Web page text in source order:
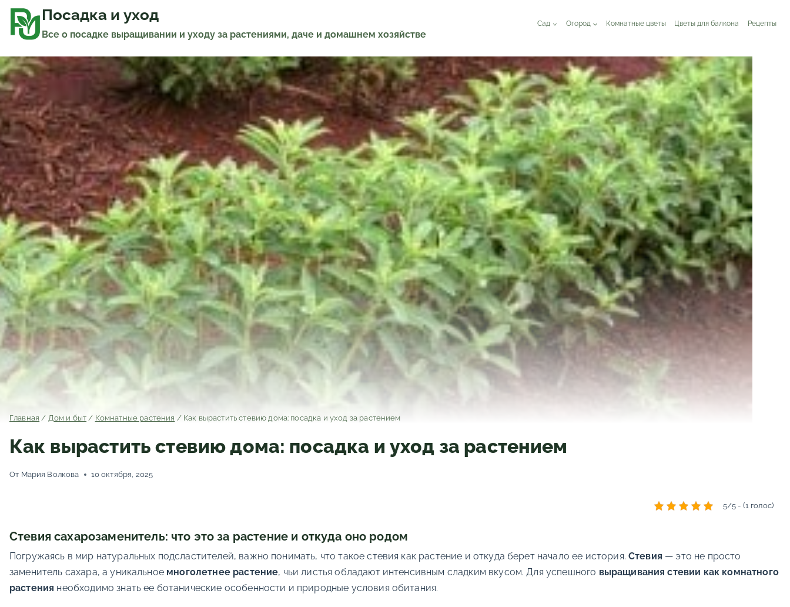
содержимомуПосадка и уход
Все о посадке выращивании и уходу за растениями, даче и домашнем хозяйстве
Сад Огород Комнатные цветы Цветы для балкона Рецепты
Главная / Дом и быт / Комнатные растения / Как вырастить стевию дома: посадка и уход за растением
Как вырастить стевию дома: посадка и уход за растением
От Мария Волкова 10 октября, 2025
5/5 - (1 голос)
Стевия сахарозаменитель: что это за растение и откуда оно родом
Погружаясь в мир натуральных подсластителей, важно понимать, что такое стевия как растение и откуда берет начало ее история. Стевия — это не просто
заменитель сахара, а уникальное многолетнее растение, чьи листья обладают интенсивным сладким вкусом. Для успешного выращивания стевии как комнатного
растения необходимо знать ее ботанические особенности и природные условия обитания.